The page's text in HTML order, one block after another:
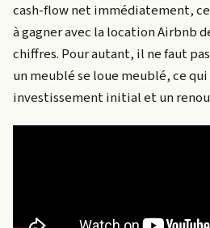
cash-flow net immédiatement,
à gagner avec la location Airbnb
chiffres. Pour autant, il ne faut
un meublé se loue meublé, ce
investissement initial et un